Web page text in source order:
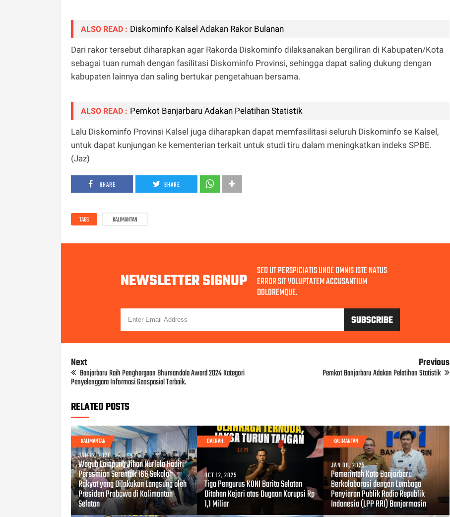
ALSO READ : Diskominfo Kalsel Adakan Rakor Bulanan
Dari rakor tersebut diharapkan agar Rakorda Diskominfo dilaksanakan bergiliran di Kabupaten/Kota
sebagai tuan rumah dengan fasilitasi Diskominfo Provinsi, sehingga dapat saling dukung dengan
kabupaten lainnya dan saling bertukar pengetahuan bersama.
ALSO READ : Pemkot Banjarbaru Adakan Pelatihan Statistik
Lalu Diskominfo Provinsi Kalsel juga diharapkan dapat memfasilitasi seluruh Diskominfo se Kalsel,
untuk dapat kunjungan ke kementerian terkait untuk studi tiru dalam meningkatkan indeks SPBE.
(Jaz)
SHARE SHARE
TAGS KALIMANTAN
NEWSLETTER SIGNUP SED UT PERSPICIATIS UNDE OMNIS ISTE NATUS
ERROR SIT VOLUPTATEM ACCUSANTIUM
DOLOREMQUE.
Next
Banjarbaru Raih Penghargaan Bhumandala Award 2024 Kategori
Penyelenggara Informasi Geospasial Terbaik.
Previous
Pemkot Banjarbaru Adakan Pelatihan Statistik
RELATED POSTS
KALIMANTAN
JAN 12, 2026
Wagub Lampung Jihan Nurlela Hadiri
Peresmian Serentak 166 Sekolah
Rakyat yang Dilakukan Langsung oleh
Presiden Prabowo di Kalimantan
Selatan
DAERAH
OCT 12, 2025
Tiga Pengurus KONI Barito Selatan
Ditahan Kejari atas Dugaan Korupsi Rp
1,1 Miliar
KALIMANTAN
JAN 06, 2025
Pemerintah Kota Banjarbaru
Berkolaborasi dengan Lembaga
Penyiaran Publik Radio Republik
Indonesia (LPP RRI) Banjarmasin